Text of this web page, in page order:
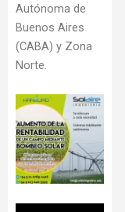
Autónoma de
Buenos Aires
(CABA) y Zona
Norte.